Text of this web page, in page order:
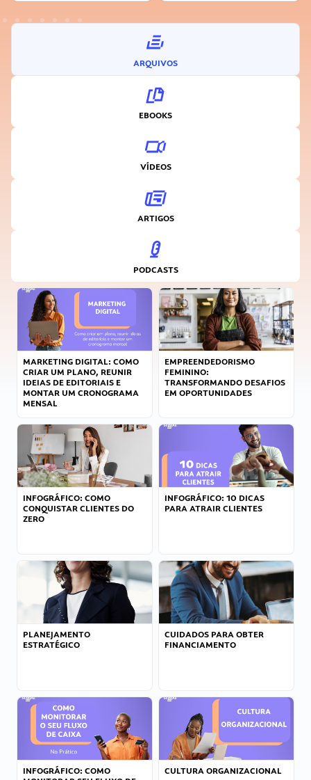
ARQUIVOS
EBOOKS
VÍDEOS
ARTIGOS
PODCASTS
MARKETING DIGITAL: COMO
CRIAR UM PLANO, REUNIR
IDEIAS DE EDITORIAIS E
MONTAR UM CRONOGRAMA
MENSAL
EMPREENDEDORISMO
FEMININO:
TRANSFORMANDO DESAFIOS
EM OPORTUNIDADES
INFOGRÁFICO: COMO
CONQUISTAR CLIENTES DO
ZERO
INFOGRÁFICO: 10 DICAS
PARA ATRAIR CLIENTES
PLANEJAMENTO
ESTRATÉGICO
CUIDADOS PARA OBTER
FINANCIAMENTO
INFOGRÁFICO: COMO
CULTURA ORGANIZACIONAL